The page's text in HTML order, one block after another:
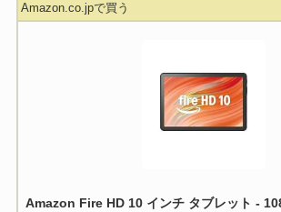
Amazon.co.jpで買う
Amazon Fire HD 10 インチ タブレット -